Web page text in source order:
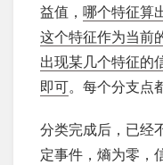
益值， 哪个特征算
这个特征作为当前
出现某几个特征的
即可。每个分支点
分类完成后，已经
定事件，熵为零，